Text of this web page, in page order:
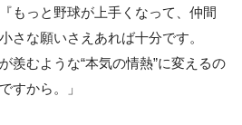
もっと野球が上手くなって、仲間
さな願いさえあれば十分です。
羨むような“本気の情熱”に変えるの
すから。」